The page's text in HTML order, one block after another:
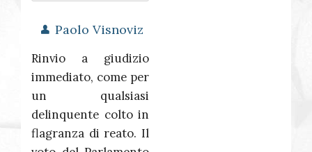
Paolo Visnoviz
Rinvio a giudizio
immediato, come per
un qualsiasi
delinquente colto in
flagranza di reato. Il